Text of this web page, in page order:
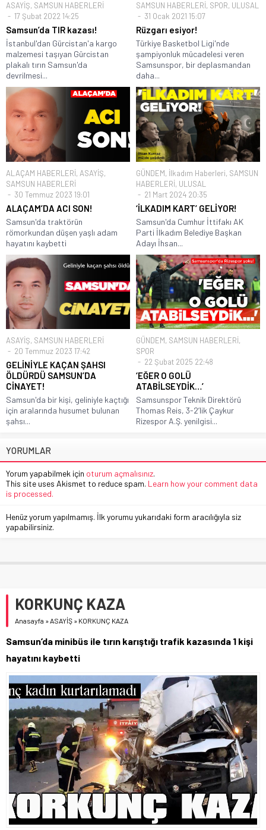
ASAYİŞ, SAMSUN HABERLERİ
17 Şubat 2022 14:25
Samsun’da TIR kazası!
İstanbul'dan Gürcistan'a kargo
malzemesi taşıyan Gürcistan
plakalı tırın Samsun'da
devrilmesi...
SAMSUN HABERLERİ, SPOR, ULUSAL
31 Ocak 2021 15:07
Rüzgarı esiyor!
Türkiye Basketbol Ligi'nde
şampiyonluk mücadelesi veren
Samsunspor, bir deplasmandan
daha...
ALAÇAM HABERLERİ, ASAYİŞ,
SAMSUN HABERLERİ
30 Temmuz 2023 19:01
ALAÇAM’DA ACI SON!
Samsun'da traktörün
römorkundan düşen yaşlı adam
hayatını kaybetti
GÜNDEM, İlkadım Haberleri, SAMSUN
HABERLERİ, ULUSAL
21 Mart 2024 20:35
‘İLKADIM KART’ GELİYOR!
Samsun'da Cumhur İttifakı AK
Parti İlkadım Belediye Başkan
Adayı İhsan...
ASAYİŞ, SAMSUN HABERLERİ
20 Temmuz 2023 17:42
GELİNİYLE KAÇAN ŞAHSI
ÖLDÜRDÜ SAMSUN’DA
CİNAYET!
Samsun'da bir kişi, geliniyle kaçtığı
için aralarında husumet bulunan
şahsı...
GÜNDEM, SAMSUN HABERLERİ,
SPOR
22 Şubat 2025 22:48
‘EĞER O GOLÜ
ATABİLSEYDİK…’
Samsunspor Teknik Direktörü
Thomas Reis, 3-2’lik Çaykur
Rizespor A.Ş. yenilgisi...
YORUMLAR
Yorum yapabilmek için oturum açmalısınız.
This site uses Akismet to reduce spam. Learn how your comment data
is processed.
Henüz yorum yapılmamış. İlk yorumu yukarıdaki form aracılığıyla siz
yapabilirsiniz.
KORKUNÇ KAZA
Anasayfa »ASAYİŞ » KORKUNÇ KAZA
Samsun’da minibüs ile tırın karıştığı trafik kazasında 1 kişi
hayatını kaybetti